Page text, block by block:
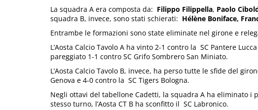
La squadra A era composta da: Filippo Filippella, Paolo
squadra B, invece, sono stati schierati: Hélène Boniface,
Entrambe le formazioni sono state eliminate nel girone e
L’Aosta Calcio Tavolo A ha vinto 2-1 contro la SC Pantere
pareggiato 1-1 contro SC Grifo Sombrero San Miniato.
L’Aosta Calcio Tavolo B, invece, ha perso tutte le sfide del
Genova e 4-0 contro la SC Tigers Bologna.
Negli ottavi del tabellone Cadetti, la squadra A ha eliminato i
stesso turno, l’Aosta CT B ha sconfitto il SC Labronico.